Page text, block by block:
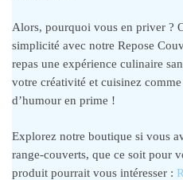
Alors, pourquoi vous en priver ?
simplicité avec notre Repose
repas une expérience culinaire
votre créativité et cuisinez
d’humour en prime !
Explorez notre boutique si vous
range-couverts, que ce soit pour
produit pourrait vous intéresser :